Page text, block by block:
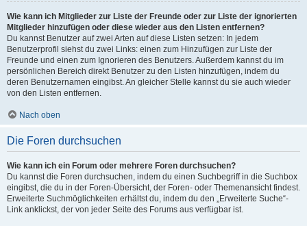
Wie kann ich Mitglieder zur Liste der Freunde oder zur Liste der ignorierten
Mitglieder hinzufügen oder diese wieder aus den Listen entfernen?
Du kannst Benutzer auf zwei Arten auf diese Listen setzen: In jedem
Benutzerprofil siehst du zwei Links: einen zum Hinzufügen zur Liste der
Freunde und einen zum Ignorieren des Benutzers. Außerdem kannst du im
persönlichen Bereich direkt Benutzer zu den Listen hinzufügen, indem du
deren Benutzernamen eingibst. An gleicher Stelle kannst du sie auch wieder
von den Listen entfernen.
Nach oben
Die Foren durchsuchen
Wie kann ich ein Forum oder mehrere Foren durchsuchen?
Du kannst die Foren durchsuchen, indem du einen Suchbegriff in die Suchbox
eingibst, die du in der Foren-Übersicht, der Foren- oder Themenansicht findest.
Erweiterte Suchmöglichkeiten erhältst du, indem du den „Erweiterte Suche“-
Link anklickst, der von jeder Seite des Forums aus verfügbar ist.